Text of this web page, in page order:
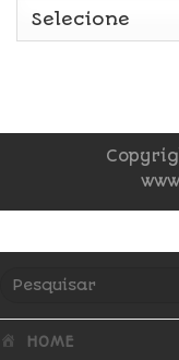
HOME